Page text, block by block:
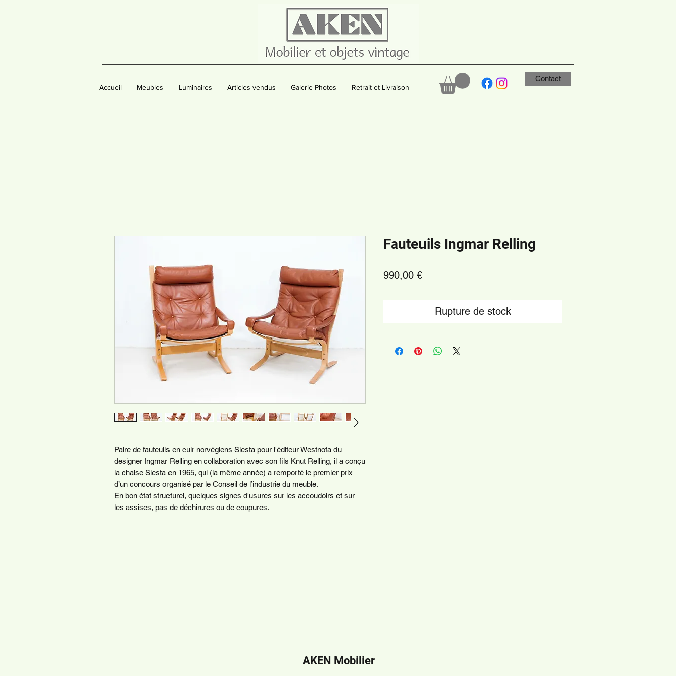
Accueil Meubles Luminaires Articles vendus Galerie Photos Retrait et Livraison
Contact
Paire de fauteuils en cuir norvégiens Siesta pour l'éditeur Westnofa du
designer Ingmar Relling en collaboration avec son fils Knut Relling, il a conçu
la chaise Siesta en 1965, qui (la même année) a remporté le premier prix
d’un concours organisé par le Conseil de l’industrie du meuble.
En bon état structurel, quelques signes d'usures sur les accoudoirs et sur
les assises, pas de déchirures ou de coupures.
Fauteuils Ingmar Relling
990,00 €Prix
Rupture de stock
AKEN Mobilier